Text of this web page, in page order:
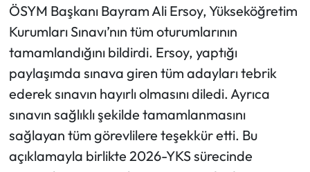
ÖSYM Başkanı Bayram Ali Ersoy, Yükseköğretim
Kurumları Sınavı’nın tüm oturumlarının
tamamlandığını bildirdi. Ersoy, yaptığı
paylaşımda sınava giren tüm adayları tebrik
ederek sınavın hayırlı olmasını diledi. Ayrıca
sınavın sağlıklı şekilde tamamlanmasını
sağlayan tüm görevlilere teşekkür etti. Bu
açıklamayla birlikte 2026-YKS sürecinde